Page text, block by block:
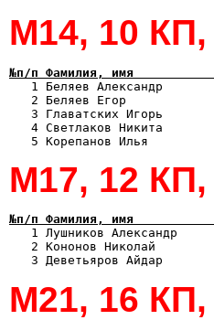
М14, 10 КП,
№п/п Фамилия, имя
1 Беляев Александр
2 Беляев Егор
3 Главатских Игорь
4 Светлаков Никита
М17, 12 КП,
№п/п Фамилия, имя
1 Лушников Александр
2 Кононов Николай
М21, 16 КП,